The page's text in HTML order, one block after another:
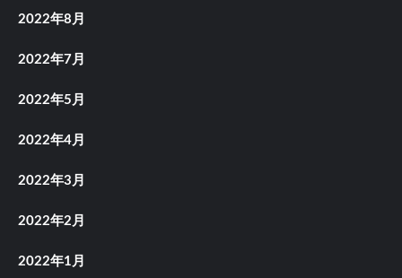
2022年8月
2022年7月
2022年5月
2022年4月
2022年3月
2022年2月
2022年1月